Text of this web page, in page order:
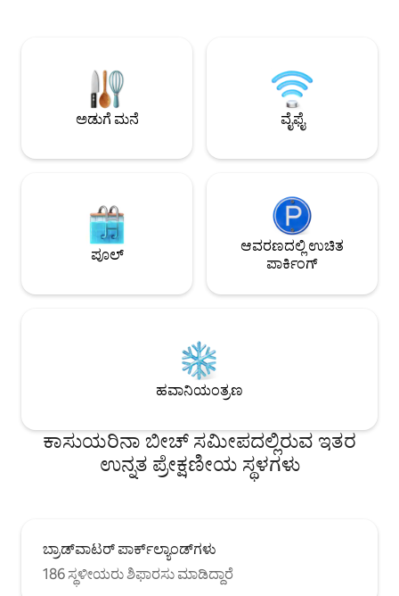
ವಾರಾಂತ್ಯದ ದೂರ ಅಥವಾ ದೀರ್ಘಾವಧಿಯ
ವಾಸ್ತವ್ಯಗಳಿಗೆ ಸೂಕ್ತವಾಗಿದೆ. ನಾವು 8 ಕೆಜಿ ವರೆಗಿನ
ಸಣ್ಣ, ರೋಮ ಬೀಳದ ನಾಯಿಗಳನ್ನು ಮಾತ್ರ
ಸ್ವಾಗತಿಸುತ್ತೇವೆ. ಈ ಪ್ರಾಪರ್ಟಿ ದೊಡ್ಡ ನಾಯಿಗಳಿಗೆ
ಅಡುಗೆ ಮನೆ ವೈಫೈ
ಪೂಲ್
ಆವರಣದಲ್ಲಿ ಉಚಿತ
ಪಾರ್ಕಿಂಗ್
ಹವಾನಿಯಂತ್ರಣ
ಕಾಸುಯರಿನಾ ಬೀಚ್ ಸಮೀಪದಲ್ಲಿರುವ ಇತರ
ಉನ್ನತ ಪ್ರೇಕ್ಷಣೀಯ ಸ್ಥಳಗಳು
ಬ್ರಾಡ್‌ವಾಟರ್ ಪಾರ್ಕ್‌ಲ್ಯಾಂಡ್‌ಗಳು
186 ಸ್ಥಳೀಯರು ಶಿಫಾರಸು ಮಾಡಿದ್ದಾರೆ